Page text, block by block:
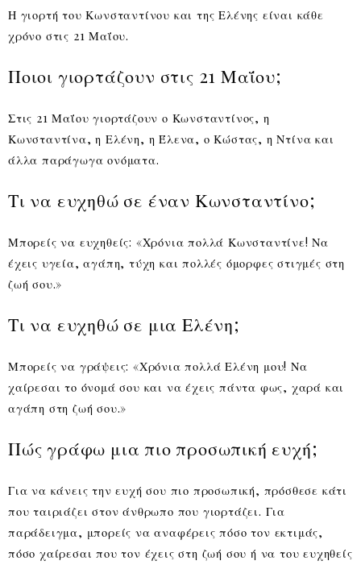
Η γιορτή του Κωνσταντίνου και της Ελένης είναι κάθε
χρόνο στις 21 Μαΐου.
Ποιοι γιορτάζουν στις 21 Μαΐου;
Στις 21 Μαΐου γιορτάζουν ο Κωνσταντίνος, η
Κωνσταντίνα, η Ελένη, η Έλενα, ο Κώστας, η Ντίνα και
άλλα παράγωγα ονόματα.
Τι να ευχηθώ σε έναν Κωνσταντίνο;
Μπορείς να ευχηθείς: «Χρόνια πολλά Κωνσταντίνε! Να
έχεις υγεία, αγάπη, τύχη και πολλές όμορφες στιγμές στη
ζωή σου.»
Τι να ευχηθώ σε μια Ελένη;
Μπορείς να γράψεις: «Χρόνια πολλά Ελένη μου! Να
χαίρεσαι το όνομά σου και να έχεις πάντα φως, χαρά και
αγάπη στη ζωή σου.»
Πώς γράφω μια πιο προσωπική ευχή;
Για να κάνεις την ευχή σου πιο προσωπική, πρόσθεσε κάτι
που ταιριάζει στον άνθρωπο που γιορτάζει. Για
παράδειγμα, μπορείς να αναφέρεις πόσο τον εκτιμάς,
πόσο χαίρεσαι που τον έχεις στη ζωή σου ή να του ευχηθείς